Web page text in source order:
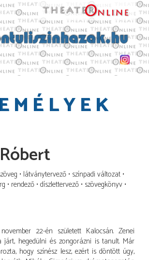
visibility
látványtervező színpadi változat
rendező díszlettervező szövegkönyv
november 22-én született Kalocsán. Zenei
járt, hegedülni és zongorázni is tanult. Már
hogy színész lesz, ezért is döntött úgy,